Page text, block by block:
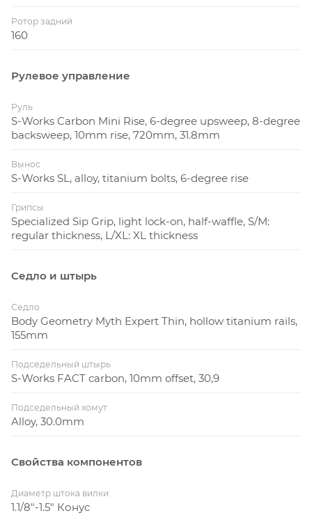
Ротор задний
160
Рулевое управление
Руль
S-Works Carbon Mini Rise, 6-degree upsweep, 8-degree
backsweep, 10mm rise, 720mm, 31.8mm
Вынос
S-Works SL, alloy, titanium bolts, 6-degree rise
Грипсы
Specialized Sip Grip, light lock-on, half-waffle, S/M:
regular thickness, L/XL: XL thickness
Седло и штырь
Седло
Body Geometry Myth Expert Thin, hollow titanium rails,
155mm
Подседельный штырь
S-Works FACT carbon, 10mm offset, 30,9
Подседельный хомут
Alloy, 30.0mm
Свойства компонентов
Диаметр штока вилки
1.1/8"-1.5" Конус